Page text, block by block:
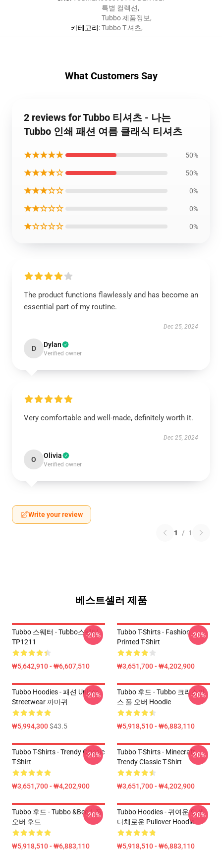
카테고리:
특별 컬렉션,
Tubbo 제품정보,
Tubbo T-셔츠,
What Customers Say
2 reviews for Tubbo 티셔츠 - 나는
Tubbo 인쇄 패션 여름 클래식 티셔츠
★★★★★ 50%
★★★★☆ 50%
★★★☆☆ 0%
★★☆☆☆ 0%
★☆☆☆☆ 0%
The product functions flawlessly and has become an
essential part of my routine.
Dec 25, 2024
D Dylan
Verified owner
Very comfortable and well-made, definitely worth it.
Dec 25, 2024
O Olivia
Verified owner
Write your review
1 / 1
베스트셀러 제품
Tubbo 스웨터 - Tubbo스웨터
TP1211
₩5,642,910 - ₩6,607,510
-20%
Tubbo T-Shirts - Fashion
Printed T-Shirt
₩3,651,700 - ₩4,202,900
-20%
Tubbo Hoodies - 패션 Unisex
Streetwear 까마귀
₩5,994,300$43.5
-20%
Tubbo 후드 - Tubbo 크리스마
스 풀 오버 Hoodie
₩5,918,510 - ₩6,883,110
-20%
Tubbo T-Shirts - Trendy Classic
T-Shirt
₩3,651,700 - ₩4,202,900
-20%
Tubbo T-Shirts - Minecraft
Trendy Classic T-Shirt
₩3,651,700 - ₩4,202,900
-20%
Tubbo 후드 - Tubbo &Bee 1 풀
오버 후드
₩5,918,510 - ₩6,883,110
-20%
Tubbo Hoodies - 귀여운 인쇄
다채로운 Pullover Hoodie
₩5,918,510 - ₩6,883,110
-20%